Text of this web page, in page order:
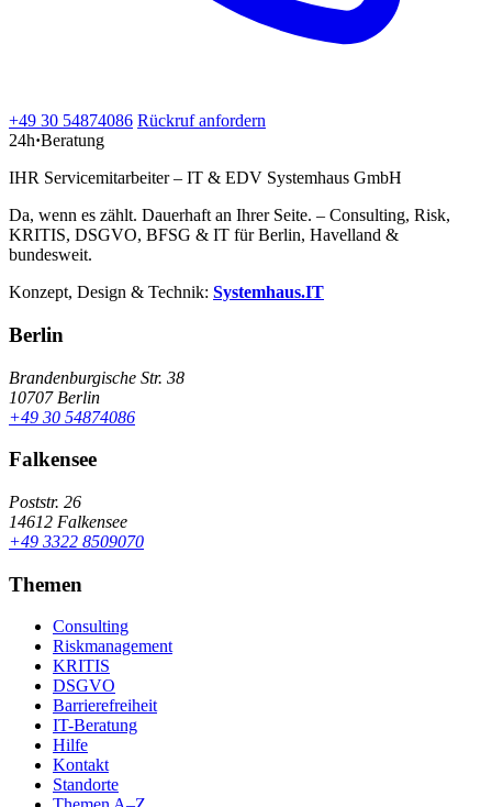
+49 30 54874086 Rückruf anfordern
24h·Beratung
IHR Servicemitarbeiter – IT & EDV Systemhaus GmbH
Da, wenn es zählt. Dauerhaft an Ihrer Seite. – Consulting, Risk,
KRITIS, DSGVO, BFSG & IT für Berlin, Havelland &
bundesweit.
Konzept, Design & Technik: Systemhaus.IT
Berlin
Brandenburgische Str. 38
10707 Berlin
+49 30 54874086
Falkensee
Poststr. 26
14612 Falkensee
+49 3322 8509070
Themen
Consulting
Riskmanagement
KRITIS
DSGVO
Barrierefreiheit
IT-Beratung
Hilfe
Kontakt
Standorte